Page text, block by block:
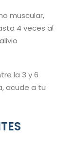
muscular,
4 veces al
la 3 y 6
acude a tu